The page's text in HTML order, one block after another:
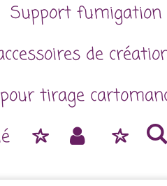
Support fumigation
de
tirage